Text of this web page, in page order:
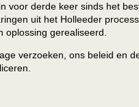
voor derde keer sinds het
uit het Holleeder
gerealiseerd.
verzoeken, ons beleid en